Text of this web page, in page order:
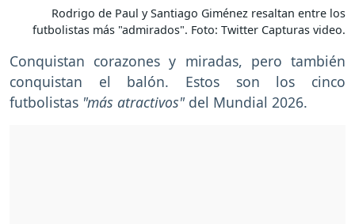
Rodrigo de Paul y Santiago Giménez resaltan entre los
futbolistas más "admirados". Foto: Twitter Capturas video.
Conquistan corazones y miradas, pero también
conquistan el balón. Estos son los cinco
futbolistas "más atractivos" del Mundial 2026.